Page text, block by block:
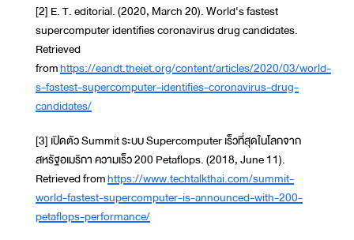
[2] E. T. editorial. (2020, March 20). World's fastest
supercomputer identifies coronavirus drug candidates.
Retrieved
fromhttps://eandt.theiet.org/content/articles/2020/03/world-
s-fastest-supercomputer-identifies-coronavirus-drug-
candidates/
[3] เปิดตัว Summit ระบบ Supercomputer เร็วที่สุดในโลกจาก
สหรัฐอเมริกา ความเร็ว 200 Petaflops. (2018, June 11).
Retrieved fromhttps://www.techtalkthai.com/summit-
world-fastest-supercomputer-is-announced-with-200-
petaflops-performance/